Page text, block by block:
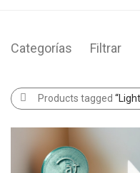
Categorías Filtrar
Products tagged